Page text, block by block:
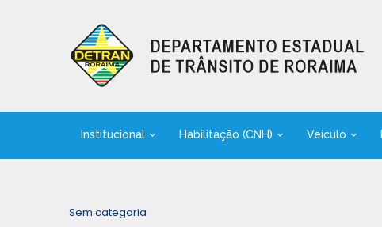
Institucional Habilitação (CNH) Veículo
Sem categoria